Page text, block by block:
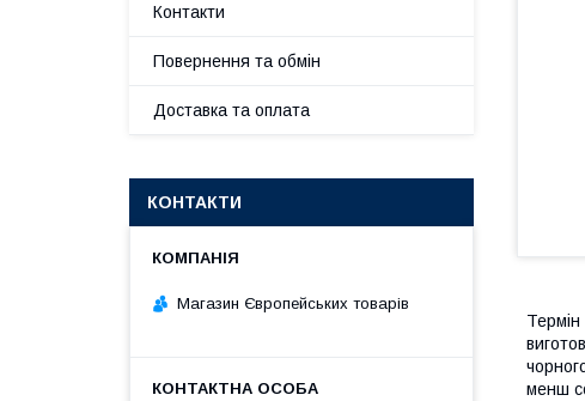
менш
Контакти
Повернення та обмін
Доставка та оплата
КОНТАКТИ
Магазин Європейських товарів